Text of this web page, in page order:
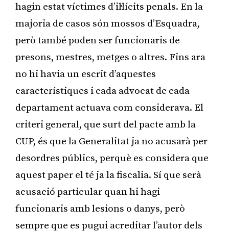
hagin estat víctimes d’il·lícits penals. En la
majoria de casos són mossos d’Esquadra,
però també poden ser funcionaris de
presons, mestres, metges o altres. Fins ara
no hi havia un escrit d’aquestes
característiques i cada advocat de cada
departament actuava com considerava. El
criteri general, que surt del pacte amb la
CUP, és que la Generalitat ja no acusarà per
desordres públics, perquè es considera que
aquest paper el té ja la fiscalia. Sí que serà
acusació particular quan hi hagi
funcionaris amb lesions o danys, però
sempre que es pugui acreditar l’autor dels